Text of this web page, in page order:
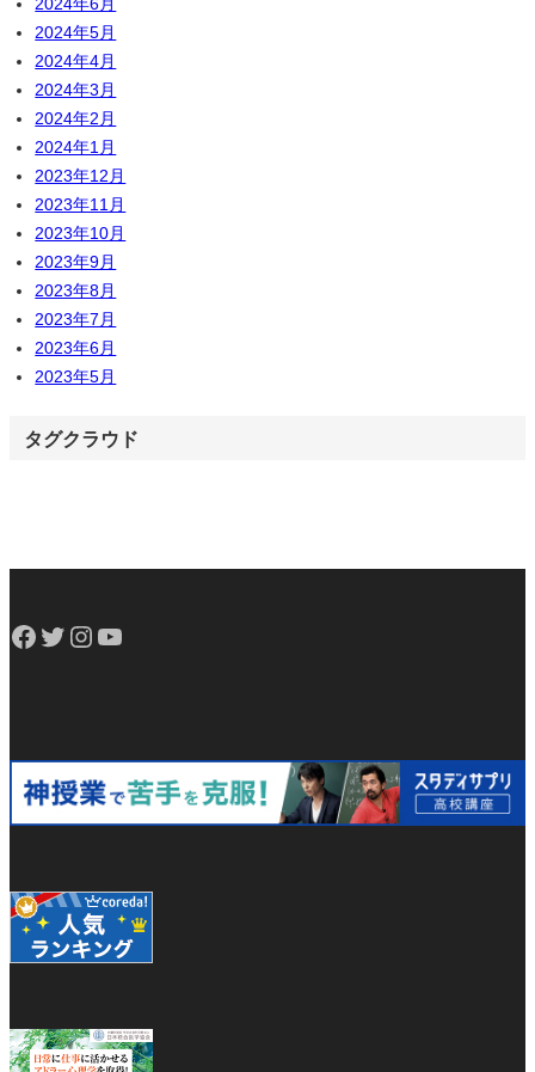
2024年5月
2024年4月
2024年3月
2024年2月
2024年1月
2023年12月
2023年11月
2023年10月
2023年9月
2023年8月
2023年7月
2023年6月
2023年5月
タグクラウド
Facebook Twitter Instagram YouTube